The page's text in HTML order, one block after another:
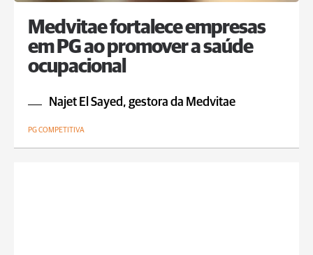
Medvitae fortalece empresas
em PG ao promover a saúde
ocupacional
Najet El Sayed, gestora da Medvitae
PG COMPETITIVA